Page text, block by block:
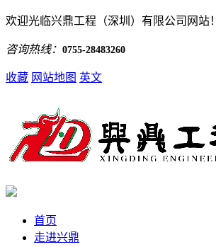
欢迎光临兴鼎工程（深圳）有限公司网站！
咨询热线： 0755-28483260
收藏 网站地图 英文
首页
走进兴鼎